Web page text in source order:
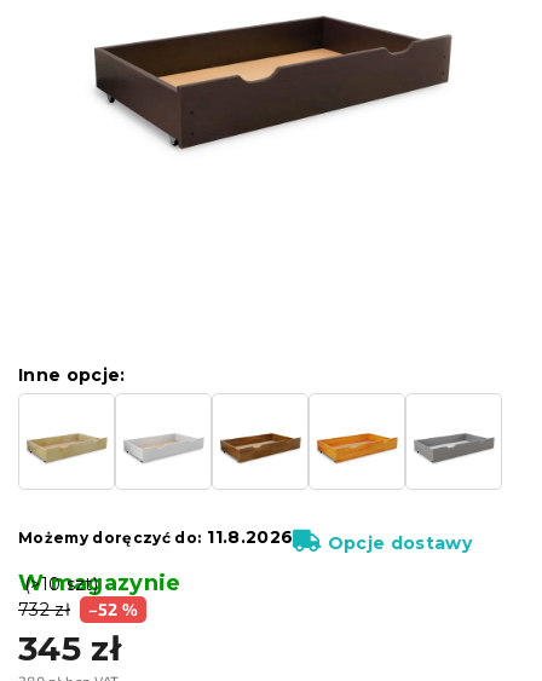
732 zł –52 %
345 zł
W magazynie
(>10 szt)
Inne opcje:
Możemy doręczyć do: 11.8.2026 Opcje dostawy